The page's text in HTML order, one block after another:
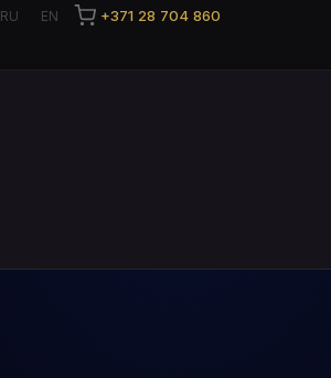
RU EN +371 28 704 860